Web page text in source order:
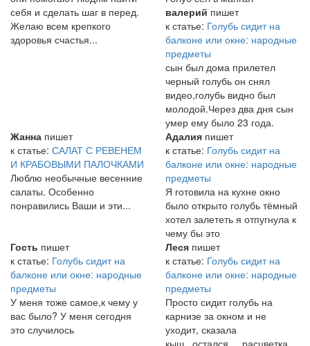
себя и сделать шаг в перед.
Желаю всем крепкого
здоровья счастья...
валерий пишет
к статье: Голубь сидит на
балконе или окне: народные
предметы
сын был дома прилетел
черный голубь он снял
видео,голубь видно был
молодой.Через два дня сын
умер ему было 23 года.
Жанна пишет
к статье: САЛАТ С РЕВЕНЕМ
И КРАБОВЫМИ ПАЛОЧКАМИ
Люблю необычные весенние
салаты. Особенно
понравились Ваши и эти...
Адалия пишет
к статье: Голубь сидит на
балконе или окне: народные
предметы
Я готовила на кухне окно
было открыто голубь тёмный
хотел залететь я отпугнула к
чему бы это
Гость пишет
к статье: Голубь сидит на
балконе или окне: народные
предметы
У меня тоже самое,к чему у
вас было? У меня сегодня
это случилось
Леся пишет
к статье: Голубь сидит на
балконе или окне: народные
предметы
Просто сидит голубь на
карнизе за окном и не
уходит, сказала